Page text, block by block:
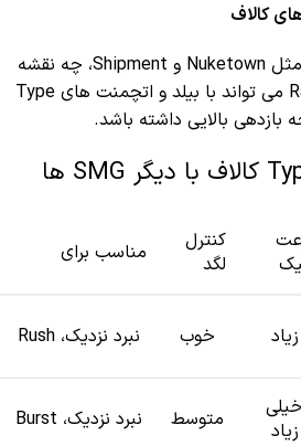
چه نقشه های بسته کالاف مثل Nuketown و Shipment، چه نقشه
های باز مثل Raid، Type 25 می تواند با بیلد و اتچمنت های Type
کنترل
لگد
مناسب برای
زیاد خوب نبرد نزدیک، Rush
خیلی
زیاد
متوسط نبرد نزدیک، Burst